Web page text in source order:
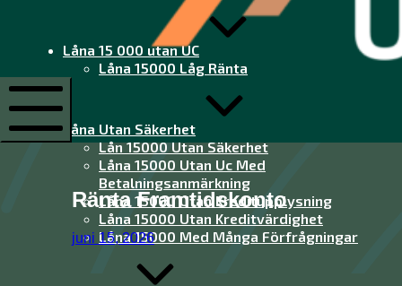
Låna 15 000 utan UC
Låna 15000 Låg Ränta
Låna Utan Säkerhet
Lån 15000 Utan Säkerhet
Låna 15000 Utan Uc Med
Betalningsanmärkning
Låna 15000 Utan Kreditupplysning
Låna 15000 Utan Kreditvärdighet
Låna 15000 Med Många Förfrågningar
Låna
000
utan
Mobile
Ränta Framtidskonto
juni 15, 2026